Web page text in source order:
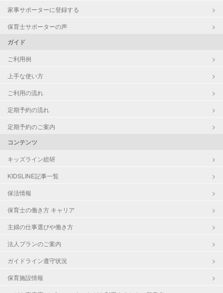
家事サポーターに登録する
保育士サポーターの声
ガイド
ご利用例
上手な使い方
ご利用の流れ
定期予約の流れ
定期予約のご案内
コンテンツ
キッズライン総研
KIDSLINE記事一覧
保活情報
保育士の働き方 キャリア
主婦の仕事選びや働き方
法人プランのご案内
ガイドライン遵守状況
保育施設情報